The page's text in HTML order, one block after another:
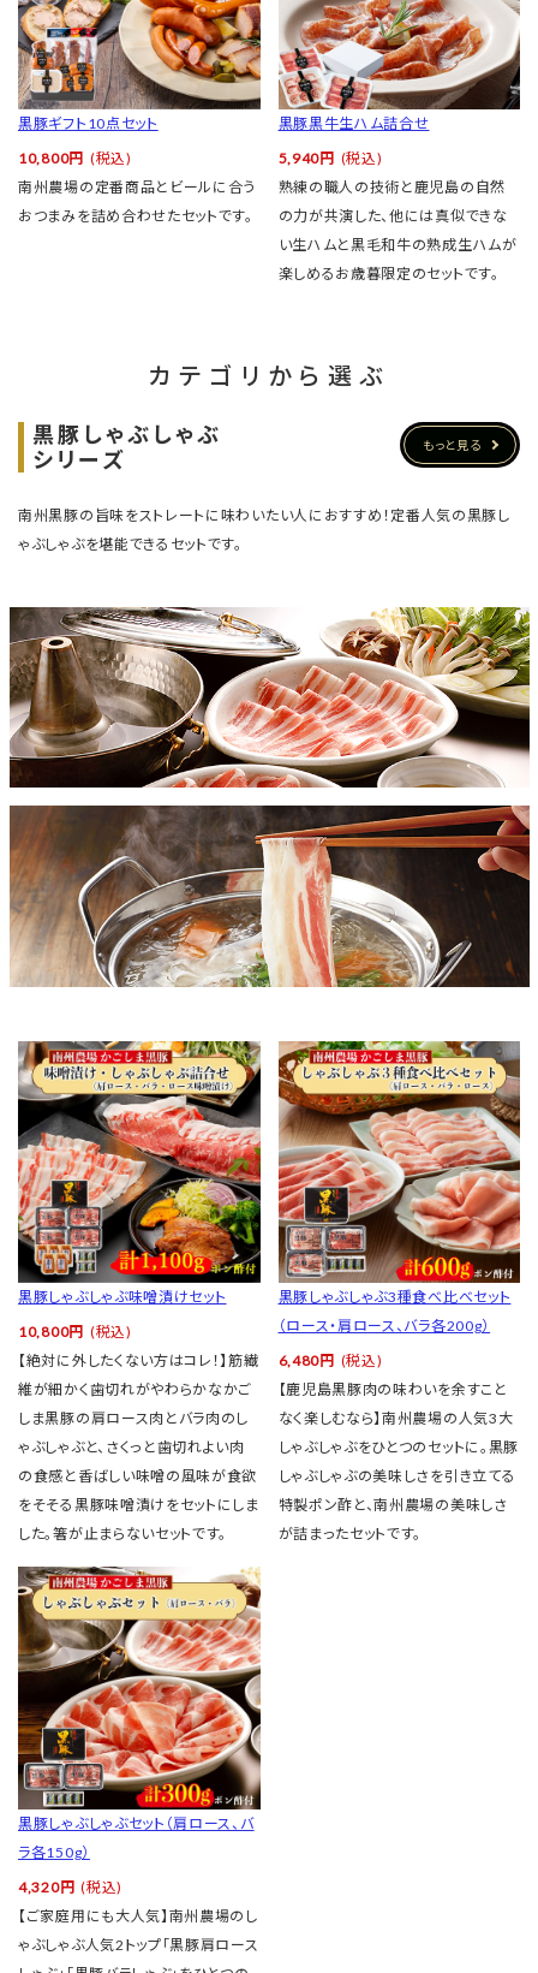
黒豚ギフト10点セット
10,800円 (税込)
南州農場の定番商品とビールに合う
おつまみを詰め合わせたセットです。
黒豚黒牛生ハム詰合せ
5,940円 (税込)
熟練の職人の技術と鹿児島の自然
の力が共演した、他には真似できな
い生ハムと黒毛和牛の熟成生ハムが
楽しめるお歳暮限定のセットです。
カテゴリから選ぶ
黒豚しゃぶしゃぶ
シリーズ
南州黒豚の旨味をストレートに味わいたい人におすすめ！ 定番人気の黒豚し
ゃぶしゃぶを堪能できるセットです。
もっと見る
黒豚しゃぶしゃぶ味噌漬けセット
10,800円 (税込)
【絶対に外したくない方はコレ！】筋繊
維が細かく歯切れがやわらかなかご
しま黒豚の肩ロース肉とバラ肉のし
ゃぶしゃぶと、さくっと歯切れよい肉
の食感と香ばしい味噌の風味が食欲
をそそる黒豚味噌漬けをセットにしま
した。箸が止まらないセットです。
黒豚しゃぶしゃぶ3種食べ比べセット
（ロース・肩ロース、バラ各200g）
6,480円 (税込)
【鹿児島黒豚肉の味わいを余すこと
なく楽しむなら】南州農場の人気3大
しゃぶしゃぶをひとつのセットに。黒豚
しゃぶしゃぶの美味しさを引き立てる
特製ポン酢と、南州農場の美味しさ
が詰まったセットです。
黒豚しゃぶしゃぶセット（肩ロース、バ
ラ各150g）
4,320円 (税込)
【ご家庭用にも大人気】南州農場のし
ゃぶしゃぶ人気2トップ「黒豚肩ロース